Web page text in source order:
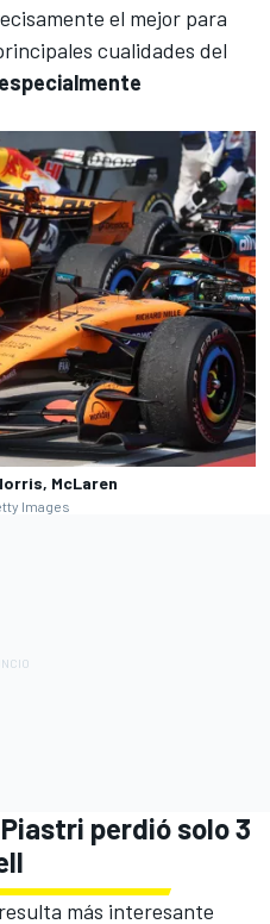
el mejor para
cualidades del
McLaren
Images
perdió solo 3
más interesante